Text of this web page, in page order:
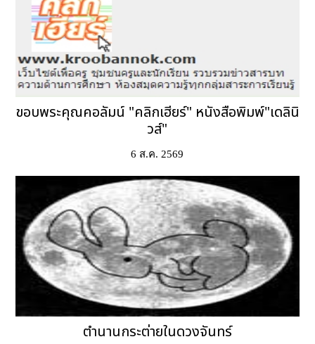
ขอบพระคุณคอลัมน์ "คลิกเฮียร์" หนังสือพิมพ์"เดลินิ
วส์"
6 ส.ค. 2569
ตำนานกระต่ายในดวงจันทร์